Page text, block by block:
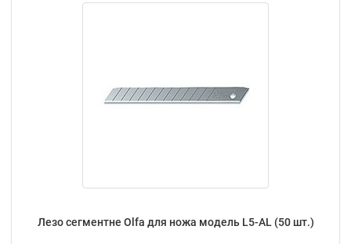
Лезо сегментне Olfa для ножа модель L5-AL (50 шт.)